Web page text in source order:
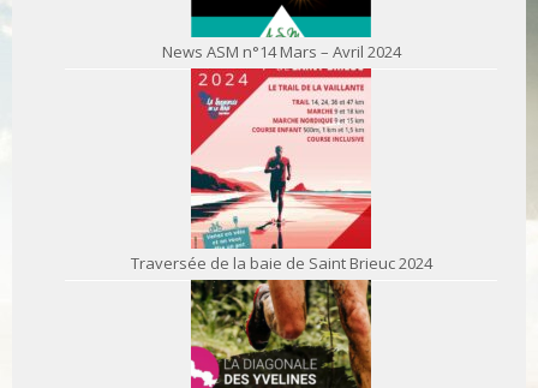
News ASM n°14 Mars – Avril 2024
Traversée de la baie de Saint Brieuc 2024